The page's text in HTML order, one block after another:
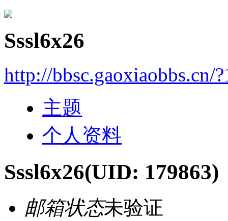
Sssl6x26
http://bbsc.gaoxiaobbs.cn/
主题
个人资料
Sssl6x26(UID: 179863)
邮箱状态未验证